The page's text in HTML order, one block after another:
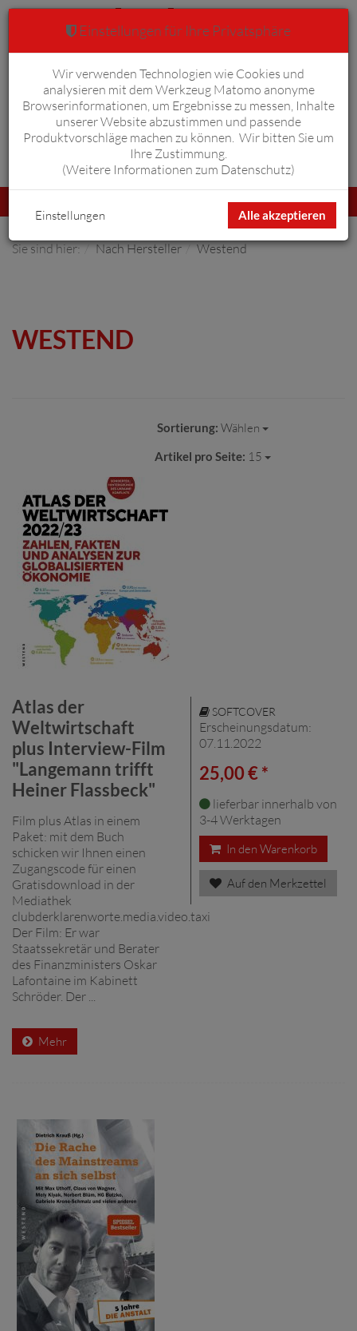
Anmelden Warenkorb 0
umschalten
Sie sind hier: Nach Hersteller Westend
WESTEND
Sortierung: Wählen
Artikel pro Seite: 15
Atlas der
Weltwirtschaft
plus Interview-Film
"Langemann trifft
Heiner Flassbeck"
Film plus Atlas in einem
Paket: mit dem Buch
schicken wir Ihnen einen
Zugangscode für einen
Gratisdownload in der
Mediathek
clubderklarenworte.media.video.taxi
Der Film: Er war
Staatssekretär und Berater
des Finanzministers Oskar
Lafontaine im Kabinett
Schröder. Der ...
Mehr
SOFTCOVER
Erscheinungsdatum:
07.11.2022
25,00 € *
lieferbar innerhalb von
3-4 Werktagen
In den Warenkorb
Auf den Merkzettel
Einstellungen für Ihre Privatsphäre
Wir verwenden Technologien wie Cookies und
analysieren mit dem Werkzeug Matomo anonyme
Browserinformationen, um Ergebnisse zu messen, Inhalte
unserer Website abzustimmen und passende
Produktvorschläge machen zu können. Wir bitten Sie um
Ihre Zustimmung.
(Weitere Informationen zum Datenschutz)
Alle akzeptieren
Einstellungen